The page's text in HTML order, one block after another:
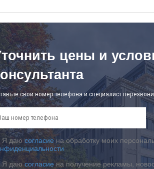
цены и
свой номер телефона и специалист
Я даюсогласиена обработку моих
Я даюсогласиена получение рекламы,